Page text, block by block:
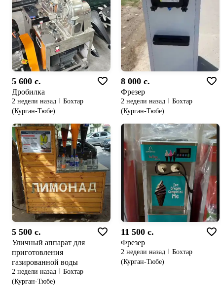
5 600 c.
Дробилка
2 недели назад
Бохтар
(Курган-Тюбе)
8 000 c.
Фрезер
2 недели назад
Бохтар
(Курган-Тюбе)
5 500 c.
Уличный аппарат для
приготовления
газированной воды
2 недели назад
Бохтар
(Курган-Тюбе)
11 500 c.
Фрезер
2 недели назад
Бохтар
(Курган-Тюбе)